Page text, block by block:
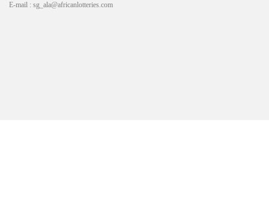
E-mail : sg_ala@africanlotteries.com